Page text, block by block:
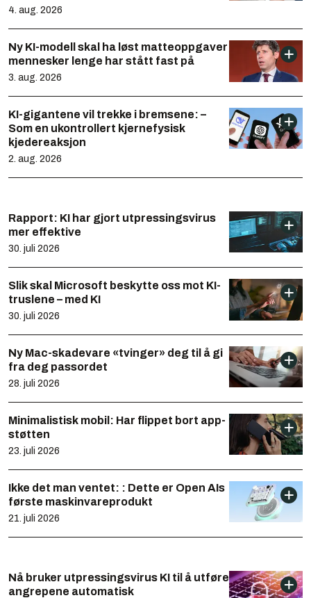
4. aug. 2026
Ny KI-modell skal ha løst matteoppgaver
mennesker lenge har stått fast på
3. aug. 2026
KI-gigantene vil trekke i bremsene: –
Som en ukontrollert kjernefysisk
kjedereaksjon
2. aug. 2026
Rapport: KI har gjort utpressingsvirus
mer effektive
30. juli 2026
Slik skal Microsoft beskytte oss mot KI-
truslene – med KI
30. juli 2026
Ny Mac-skadevare «tvinger» deg til å gi
fra deg passordet
28. juli 2026
Minimalistisk mobil: Har flippet bort app-
støtten
23. juli 2026
Ikke det man ventet: : Dette er Open AIs
første maskinvareprodukt
21. juli 2026
Nå bruker utpressingsvirus KI til å utføre
angrepene automatisk